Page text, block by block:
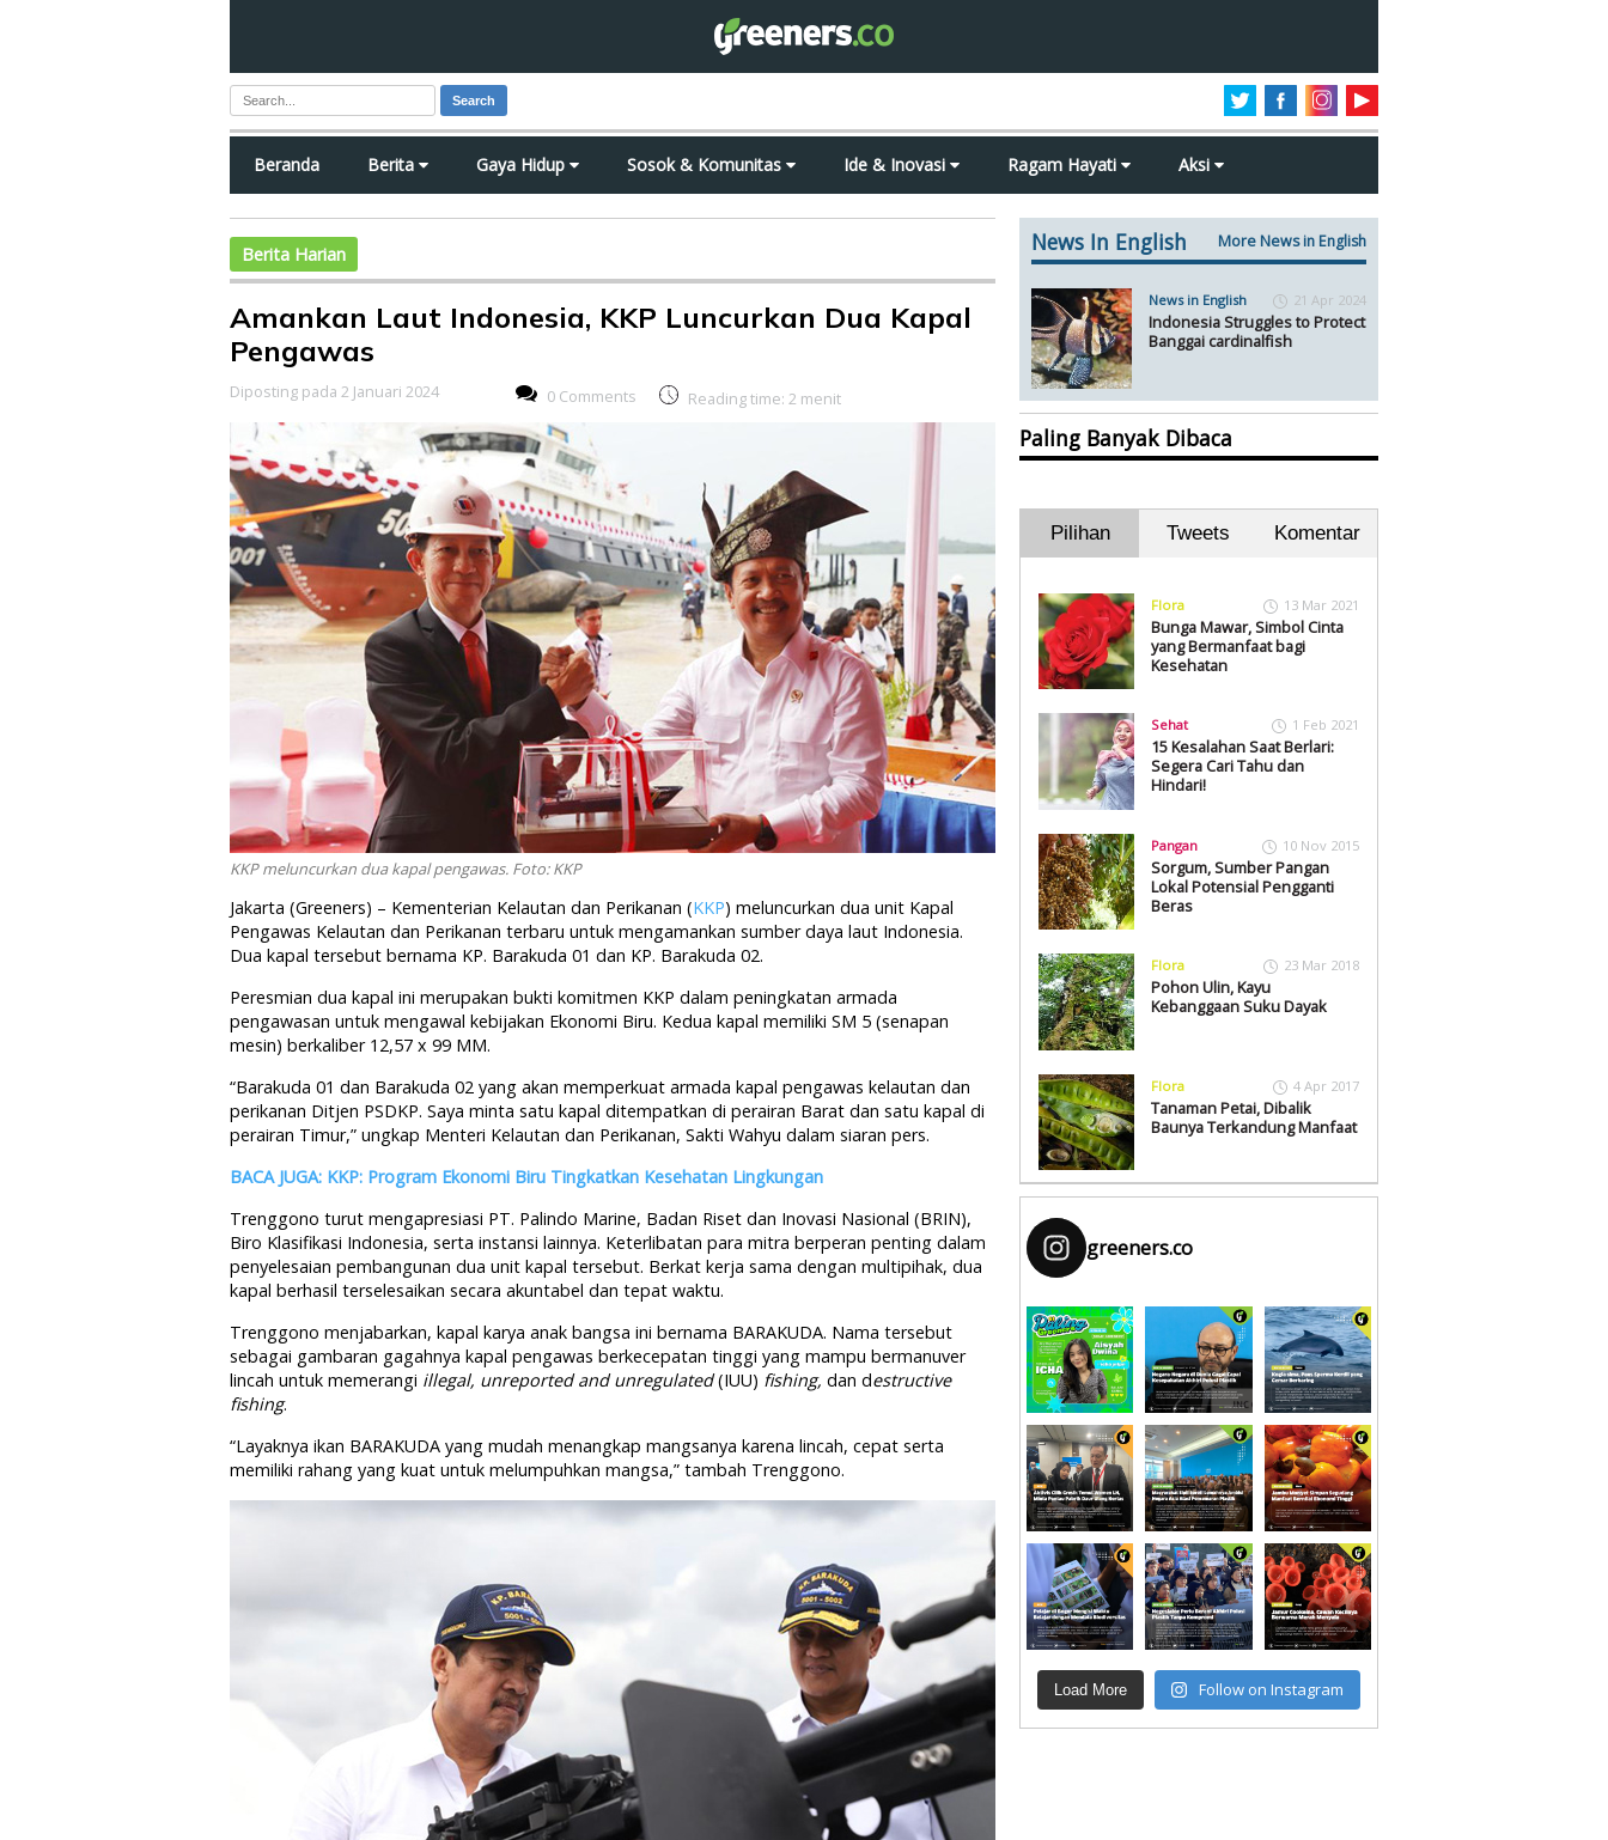
Search
Beranda Berita Gaya Hidup Sosok & Komunitas Ide & Inovasi Ragam Hayati Aksi
Berita Harian
Amankan Laut Indonesia, KKP Luncurkan Dua Kapal
Pengawas
Diposting pada 2 Januari 2024 0 Comments Reading time: 2 menit
KKP meluncurkan dua kapal pengawas. Foto: KKP
Jakarta (Greeners) – Kementerian Kelautan dan Perikanan (KKP) meluncurkan dua unit Kapal
Pengawas Kelautan dan Perikanan terbaru untuk mengamankan sumber daya laut Indonesia.
Dua kapal tersebut bernama KP. Barakuda 01 dan KP. Barakuda 02.
Peresmian dua kapal ini merupakan bukti komitmen KKP dalam peningkatan armada
pengawasan untuk mengawal kebijakan Ekonomi Biru. Kedua kapal memiliki SM 5 (senapan
mesin) berkaliber 12,57 x 99 MM.
“Barakuda 01 dan Barakuda 02 yang akan memperkuat armada kapal pengawas kelautan dan
perikanan Ditjen PSDKP. Saya minta satu kapal ditempatkan di perairan Barat dan satu kapal di
perairan Timur,” ungkap Menteri Kelautan dan Perikanan, Sakti Wahyu dalam siaran pers.
BACA JUGA: KKP: Program Ekonomi Biru Tingkatkan Kesehatan Lingkungan
Trenggono turut mengapresiasi PT. Palindo Marine, Badan Riset dan Inovasi Nasional (BRIN),
Biro Klasifikasi Indonesia, serta instansi lainnya. Keterlibatan para mitra berperan penting dalam
penyelesaian pembangunan dua unit kapal tersebut. Berkat kerja sama dengan multipihak, dua
kapal berhasil terselesaikan secara akuntabel dan tepat waktu.
Trenggono menjabarkan, kapal karya anak bangsa ini bernama BARAKUDA. Nama tersebut
sebagai gambaran gagahnya kapal pengawas berkecepatan tinggi yang mampu bermanuver
lincah untuk memerangi illegal, unreported and unregulated(IUU) fishing, dan destructive
fishing.
“Layaknya ikan BARAKUDA yang mudah menangkap mangsanya karena lincah, cepat serta
memiliki rahang yang kuat untuk melumpuhkan mangsa,” tambah Trenggono.
News In English More News in English
News in English 21 Apr 2024
Indonesia Struggles to Protect
Banggai cardinalfish
Paling Banyak Dibaca
Pilihan Tweets Komentar
Flora 13 Mar 2021
Bunga Mawar, Simbol Cinta
yang Bermanfaat bagi
Kesehatan
Sehat 1 Feb 2021
15 Kesalahan Saat Berlari:
Segera Cari Tahu dan
Hindari!
Pangan 10 Nov 2015
Sorgum, Sumber Pangan
Lokal Potensial Pengganti
Beras
Flora 23 Mar 2018
Pohon Ulin, Kayu
Kebanggaan Suku Dayak
Flora 4 Apr 2017
Tanaman Petai, Dibalik
Baunya Terkandung Manfaat
greeners.co
Load More Follow on Instagram